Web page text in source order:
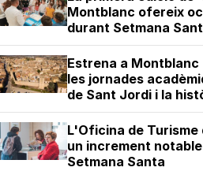
Montblanc ofereix
durant Setmana
Estrena a
les jornades
de Sant Jordi i la
L'Oficina de
un increment
Setmana Santa